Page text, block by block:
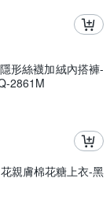
形絲襪加絨內搭褲-
2861M
親膚棉花糖上衣-黑